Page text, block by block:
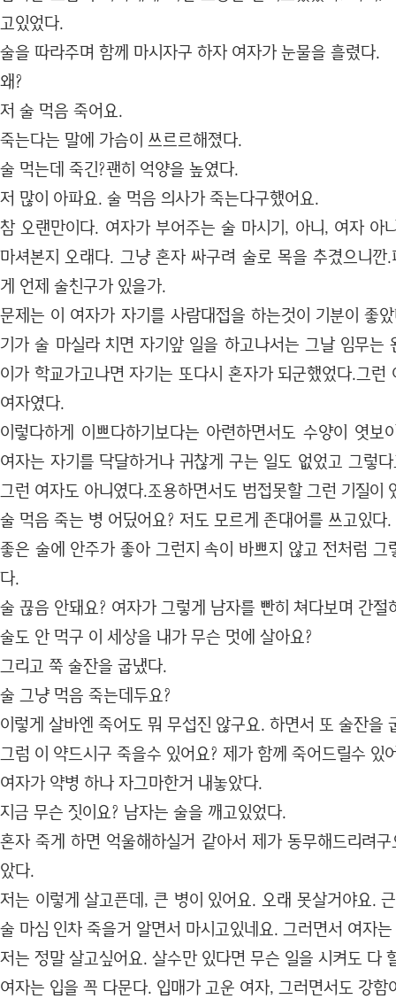
고있었다.
술을 따라주며 함께 마시자구 하자 여자가 눈물을 흘렸다.
왜?
저 술 먹음 죽어요.
죽는다는 말에 가슴이 쓰르르해졌다.
술 먹는데 죽긴?괜히 억양을 높였다.
저 많이 아파요. 술 먹음 의사가 죽는다구했어요.
참 오랜만이다. 여자가 부어주는 술 마시기, 아니, 여자 아
마셔본지 오래다. 그냥 혼자 싸구려 술로 목을 추겼으니깐
게 언제 술친구가 있을가.
문제는 이 여자가 자기를 사람대접을 하는것이 기분이 좋
기가 술 마실라 치면 자기앞 일을 하고나서는 그날 임무는
이가 학교가고나면 자기는 또다시 혼자가 되군했었다.그런
여자였다.
이렇다하게 이쁘다하기보다는 아련하면서도 수양이 엿보
여자는 자기를 닥달하거나 귀찮게 구는 일도 없었고 그렇
그런 여자도 아니였다.조용하면서도 범접못할 그런 기질이
술 먹음 죽는 병 어딨어요? 저도 모르게 존대어를 쓰고있다.
좋은 술에 안주가 좋아 그런지 속이 바쁘지 않고 전처럼 그
다.
술 끊음 안돼요? 여자가 그렇게 남자를 빤히 쳐다보며 간절
술도 안 먹구 이 세상을 내가 무슨 멋에 살아요?
그리고 쭉 술잔을 굽냈다.
술 그냥 먹음 죽는데두요?
이렇게 살바엔 죽어도 뭐 무섭진 않구요. 하면서 또 술잔을
그럼 이 약드시구 죽을수 있어요? 제가 함께 죽어드릴수 있
여자가 약병 하나 자그마한거 내놓았다.
지금 무슨 짓이요? 남자는 술을 깨고있었다.
혼자 죽게 하면 억울해하실거 같아서 제가 동무해드리려
았다.
저는 이렇게 살고픈데, 큰 병이 있어요. 오래 못살거야요.
술 마심 인차 죽을거 알면서 마시고있네요. 그러면서 여자
저는 정말 살고싶어요. 살수만 있다면 무슨 일을 시켜도 다
여자는 입을 꼭 다문다. 입매가 고운 여자, 그러면서도 강함